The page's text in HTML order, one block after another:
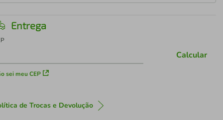
Entrega
sei meu CEP
Calcular
de Trocas e Devolução